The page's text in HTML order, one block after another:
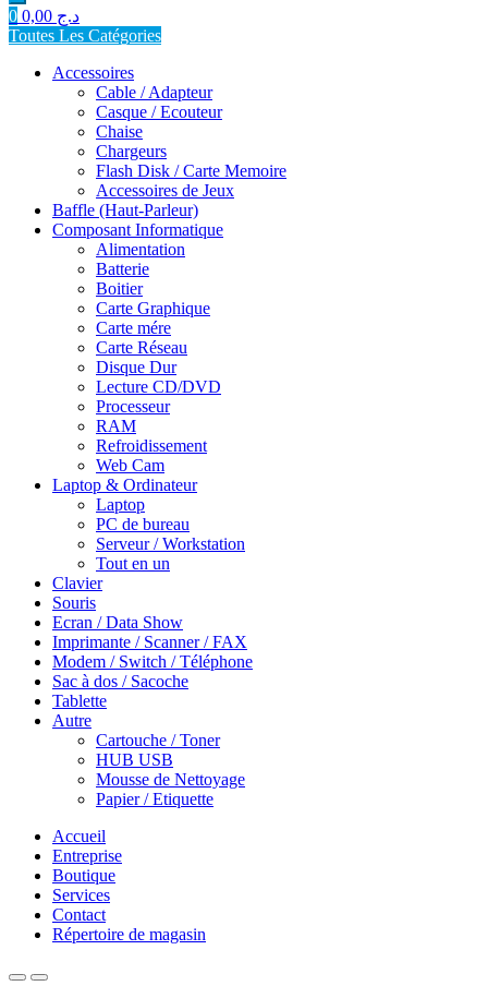
0 د.ج
Toutes Les Catégories
Accessoires
Cable / Adapteur
Casque / Ecouteur
Chaise
Chargeurs
Flash Disk / Carte Memoire
Accessoires de Jeux
Baffle (Haut-Parleur)
Composant Informatique
Alimentation
Batterie
Boitier
Carte Graphique
Carte mére
Carte Réseau
Disque Dur
Lecture CD/DVD
Processeur
RAM
Refroidissement
Web Cam
Laptop & Ordinateur
Laptop
PC de bureau
Serveur / Workstation
Tout en un
Clavier
Souris
Ecran / Data Show
Imprimante / Scanner / FAX
Modem / Switch / Téléphone
Sac à dos / Sacoche
Tablette
Autre
Cartouche / Toner
HUB USB
Mousse de Nettoyage
Papier / Etiquette
Accueil
Entreprise
Boutique
Services
Contact
Répertoire de magasin